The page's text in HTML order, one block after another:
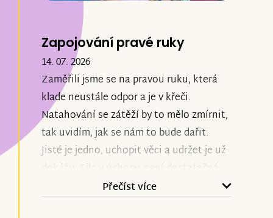
Zapojování pravé ruky
14. 07. 2026
Zaměřili jsme se na pravou ruku, která
klade neustále odpor a je v křeči.
Natahování se zátěží by to mělo zmírnit,
tak uvidím, jak se nám to bude dařit.
Jisté je jedno, uchopit věci a udržet je už
dokážu. Síla v úchopu není dostatečná,
ale vše chce čas a vytrvat!
Přečíst více